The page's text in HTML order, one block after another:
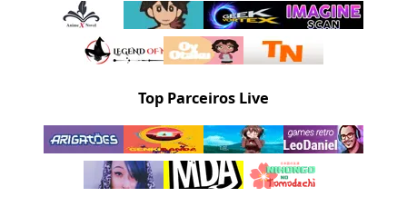
Top Parceiros Live